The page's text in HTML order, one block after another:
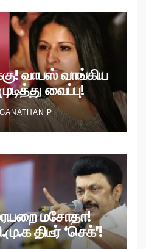
வாபஸ் வாங்கிய
வைப்பு!
P
மசோதா!
திடீர் ‘செக்’!